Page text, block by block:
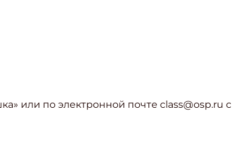
или по электронной почте class@osp.ru с